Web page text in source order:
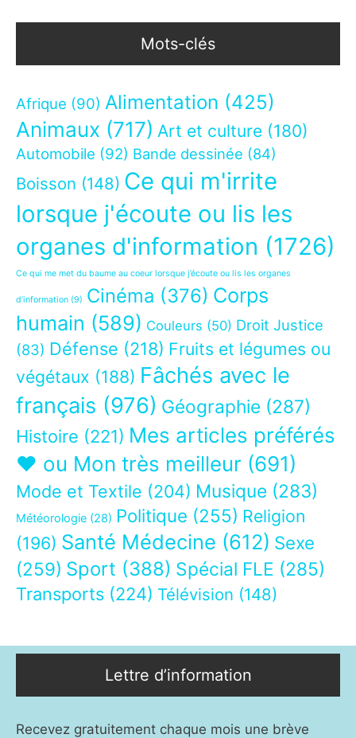
Mots-clés
Afrique (90) Alimentation (425)
Animaux (717) Art et culture (180)
Automobile (92) Bande dessinée (84)
Boisson (148) Ce qui m'irrite
lorsque j'écoute ou lis les
organes d'information (1726)
Ce qui me met du baume au coeur lorsque j’écoute ou lis les organes
d’information (9) Cinéma (376) Corps
humain (589) Couleurs (50) Droit Justice
(83) Défense (218) Fruits et légumes ou
végétaux (188) Fâchés avec le
français (976) Géographie (287)
Histoire (221) Mes articles préférés
❤ ou Mon très meilleur (691)
Mode et Textile (204) Musique (283)
Météorologie (28) Politique (255) Religion
(196) Santé Médecine (612) Sexe
(259) Sport (388) Spécial FLE (285)
Transports (224) Télévision (148)
Lettre d’information
Recevez gratuitement chaque mois une brève